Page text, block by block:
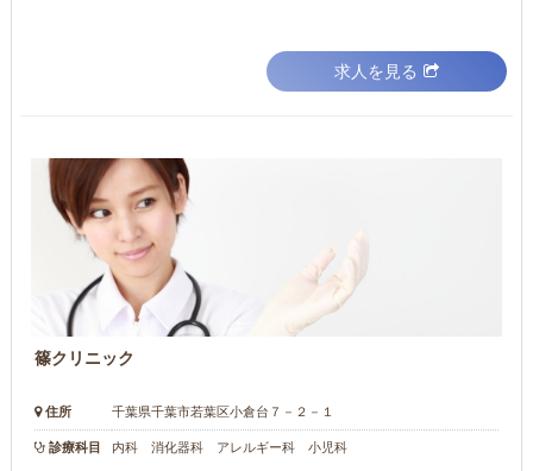
求人を見る
篠クリニック
住所 千葉県千葉市若葉区小倉台７－２－１
診療科目 内科 消化器科 アレルギー科 小児科